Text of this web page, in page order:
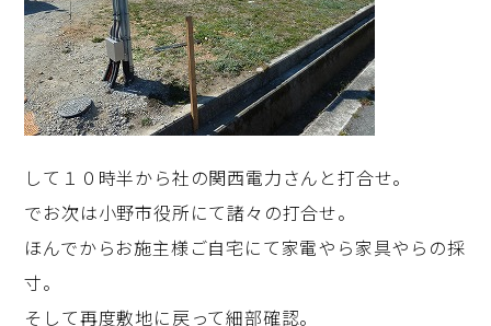
して１０時半から社の関西電力さんと打合せ。
でお次は小野市役所にて諸々の打合せ。
ほんでからお施主様ご自宅にて家電やら家具やらの採
寸。
そして再度敷地に戻って細部確認。